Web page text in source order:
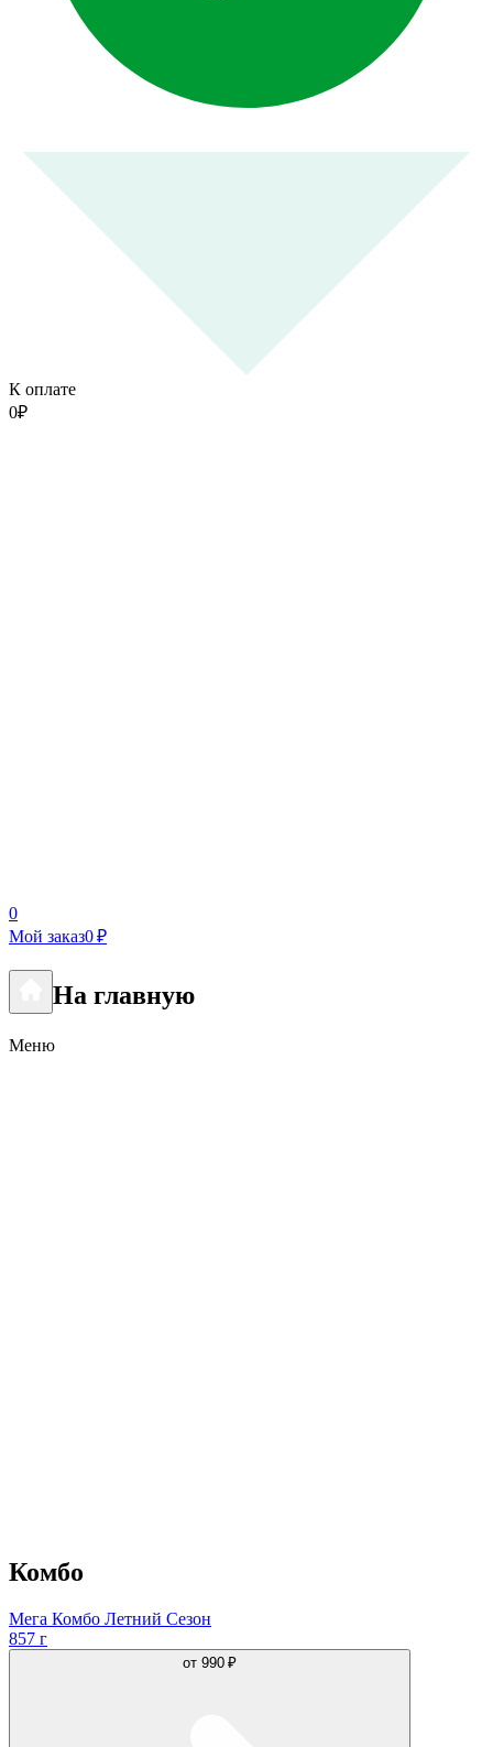
К оплате
0₽
0
Мой заказ0 ₽
На главную
Меню
Комбо
Мега Комбо Летний Сезон
857 г
от 990 ₽